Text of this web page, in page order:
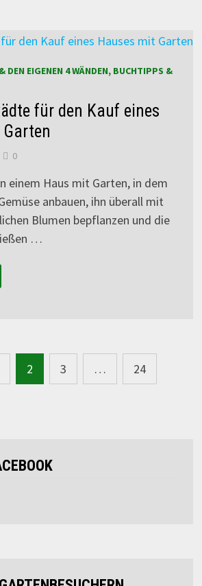
DEN EIGENEN 4 WÄNDEN, BUCHTIPPS &
für den Kauf eines
0
einem Haus mit Garten, in dem
anbauen, ihn überall mit
Blumen bepflanzen und die
…
2 3 … 24